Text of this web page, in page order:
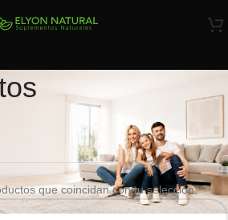
que coincidan con tu selección.